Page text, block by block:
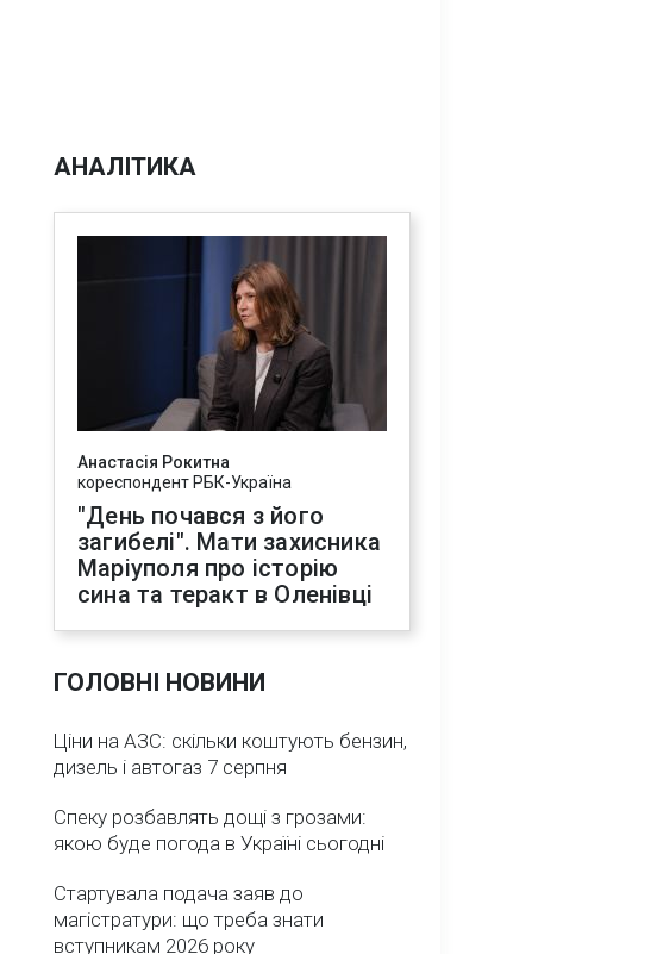
АНАЛІТИКА
Анастасія Рокитна
кореспондент РБК-Україна
"День почався з його
загибелі". Мати захисника
Маріуполя про історію
сина та теракт в Оленівці
ГОЛОВНІ НОВИНИ
Ціни на АЗС: скільки коштують бензин,
дизель і автогаз 7 серпня
Спеку розбавлять дощі з грозами:
якою буде погода в Україні сьогодні
Стартувала подача заяв до
магістратури: що треба знати
вступникам 2026 року